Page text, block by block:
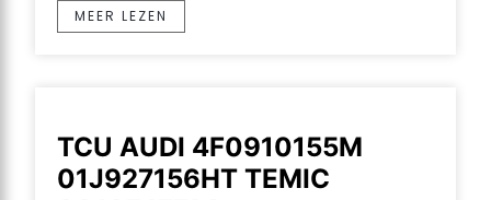
MEER LEZEN
TCU AUDI 4F0910155M
01J927156HT TEMIC